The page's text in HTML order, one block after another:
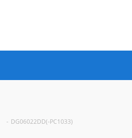
- DG06022DD(-PC1033)